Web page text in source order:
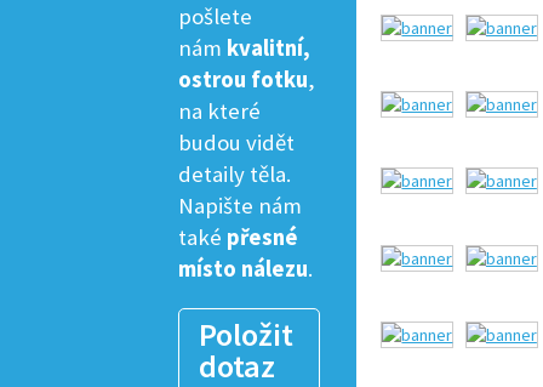
pošlete
nám kvalitní,
ostrou fotku,
na které
budou vidět
detaily těla.
Napište nám
také přesné
místo nálezu.
Položit
dotaz